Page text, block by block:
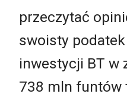
przeczytać
swoisty
inwestycji BT w
738 mln funtów